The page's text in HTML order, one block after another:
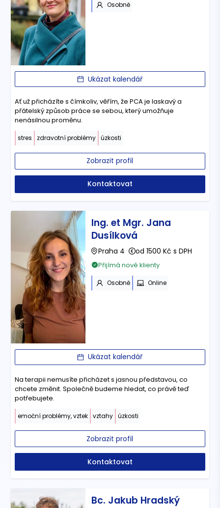
Osobně
Ukázat kalendář
Ať už přicházíte s čímkoliv, věřím, že PCA je laskavý a
přátelský způsob práce se sebou, který umožňuje
nenásilnou proměnu.
stres zdravotní problémy úzkosti
Zobrazit profil
Kontaktovat
Ing. et Mgr. Jana
Dusílková
Praha 4 od 1500 Kč s DPH
Přijímá nové klienty
Osobně Online
Ukázat kalendář
Na terapii nemusíte přicházet s jasnou představou, co
chcete změnit. Společně budeme hledat, co právě teď
potřebujete.
emoční problémy, vztek vztahy úzkosti
Zobrazit profil
Kontaktovat
Bc. Jakub Hradský